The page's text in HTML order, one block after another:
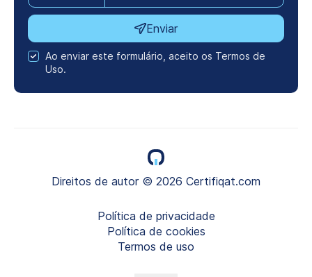
Enviar
Ao enviar este formulário, aceito os Termos de
Uso.
Direitos de autor © 2026 Certifiqat.com
Política de privacidade
Política de cookies
Termos de uso